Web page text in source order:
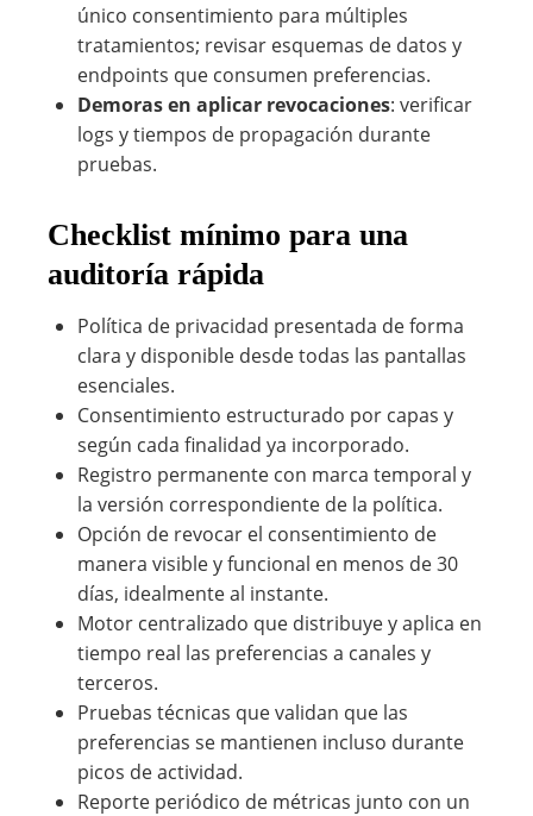
único consentimiento para múltiples
tratamientos; revisar esquemas de datos y
endpoints que consumen preferencias.
Demoras en aplicar revocaciones: verificar
logs y tiempos de propagación durante
pruebas.
Checklist mínimo para una
auditoría rápida
Política de privacidad presentada de forma
clara y disponible desde todas las pantallas
esenciales.
Consentimiento estructurado por capas y
según cada finalidad ya incorporado.
Registro permanente con marca temporal y
la versión correspondiente de la política.
Opción de revocar el consentimiento de
manera visible y funcional en menos de 30
días, idealmente al instante.
Motor centralizado que distribuye y aplica en
tiempo real las preferencias a canales y
terceros.
Pruebas técnicas que validan que las
preferencias se mantienen incluso durante
picos de actividad.
Reporte periódico de métricas junto con un